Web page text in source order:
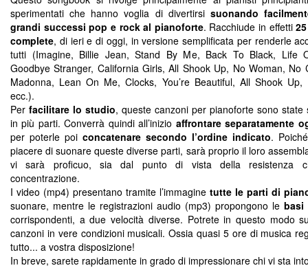
sperimentati che hanno voglia di divertirsi suonando
grandi successi pop e rock al pianoforte. Racchiude in effetti
complete, di ieri e di oggi, in versione semplificata per renderle
tutti (Imagine, Billie Jean, Stand By Me, Back To Black, Life
Goodbye Stranger, California Girls, All Shook Up, No Woman, No
Madonna, Lean On Me, Clocks, You’re Beautiful, All Shook Up,
ecc.).
Per facilitare lo studio, queste canzoni per pianoforte sono state
in più parti. Converrà quindi all’inizio affrontare separatamente
per poterle poi concatenare secondo l’ordine indicato.
piacere di suonare queste diverse parti, sarà proprio il loro
vi sarà proficuo, sia dal punto di vista della resistenza
concentrazione.
I video (mp4) presentano tramite l’immagine tutte le parti di
suonare, mentre le registrazioni audio (mp3) propongono le basi
corrispondenti, a due velocità diverse. Potrete in questo modo
canzoni in vere condizioni musicali. Ossia quasi 5 ore di musica
tutto... a vostra disposizione!
In breve, sarete rapidamente in grado di impressionare chi vi sta